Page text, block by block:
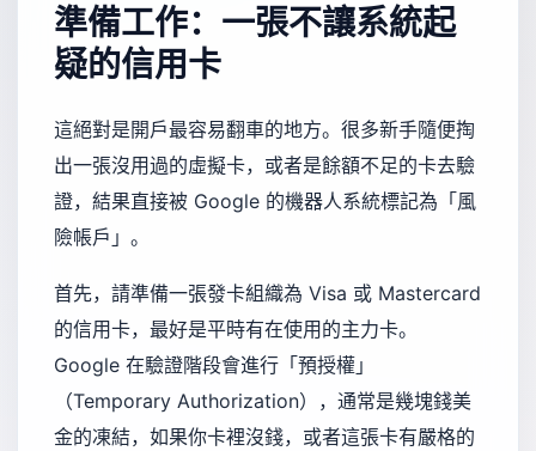
準備工作：一張不讓系統起
疑的信用卡
這絕對是開戶最容易翻車的地方。很多新手隨便掏
出一張沒用過的虛擬卡，或者是餘額不足的卡去驗
證，結果直接被 Google 的機器人系統標記為「風
險帳戶」。
首先，請準備一張發卡組織為 Visa 或 Mastercard
的信用卡，最好是平時有在使用的主力卡。
Google 在驗證階段會進行「預授權」
（Temporary Authorization），通常是幾塊錢美
金的凍結，如果你卡裡沒錢，或者這張卡有嚴格的